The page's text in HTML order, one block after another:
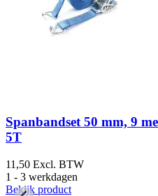
Spanbandset 50 mm, 9
5T
11,50 Excl. BTW
1 - 3 werkdagen
Bekijk product